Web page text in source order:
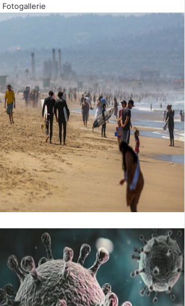
Fotogallerie